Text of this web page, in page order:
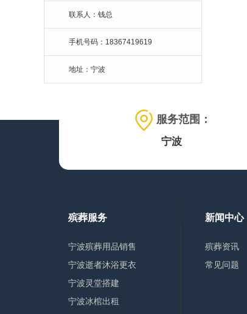
联系人：钱总
手机号码：18367419619
地址：宁波
服务范围：
宁波
殡葬服务
宁波殡葬用品销售
宁波逝者沐浴更衣
宁波灵堂搭建
宁波冰棺出租
新闻中心
殡葬资讯
常见问题